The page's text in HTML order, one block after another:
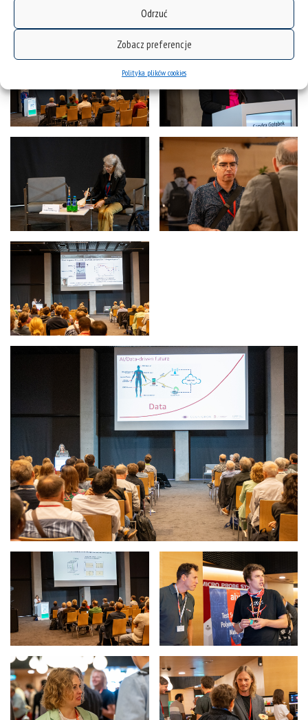
Odrzuć
Zobacz preferencje
Polityka plików cookies